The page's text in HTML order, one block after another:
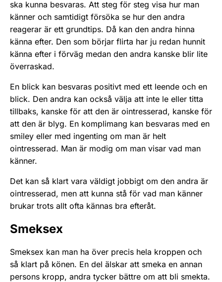
ska kunna besvaras. Att steg för steg visa hur man
känner och sam­tidigt försöka se hur den andra
reagerar är ett grundtips. Då kan den andra hinna
känna efter. Den som börjar flirta har ju redan hunnit
känna efter i förväg medan den andra kanske blir lite
överraskad.
En blick kan besvaras positivt med ett leende och en
blick. Den andra kan också välja att inte le eller titta
till­baks, kanske för att den är ointresserad, kanske för
att den är blyg. En komplimang kan besvaras med en
smiley eller med ingenting om man är helt
ointresserad. Man är modig om man visar vad man
känner.
Det kan så klart vara väldigt jobbigt om den andra är
ointresserad, men att kunna stå för vad man känner
brukar trots allt ofta kännas bra efteråt.
Smeksex
Smeksex kan man ha över precis hela kroppen och
så klart på könen. En del älskar att smeka en annan
persons kropp, andra tycker bättre om att bli smekta.